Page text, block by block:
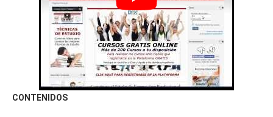
CONTENIDOS